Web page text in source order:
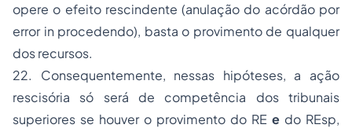
opere o efeito rescindente (anulação do acórdão por
error in procedendo), basta o provimento de qualquer
dos recursos.
22. Consequentemente, nessas hipóteses, a ação
rescisória só será de competência dos tribunais
superiores se houver o provimento do RE e do REsp,